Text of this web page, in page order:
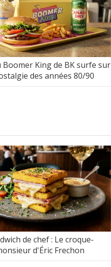
Boomer King de BK surfe sur
des années 80/90
de chef : Le croque-
d'Éric Frechon